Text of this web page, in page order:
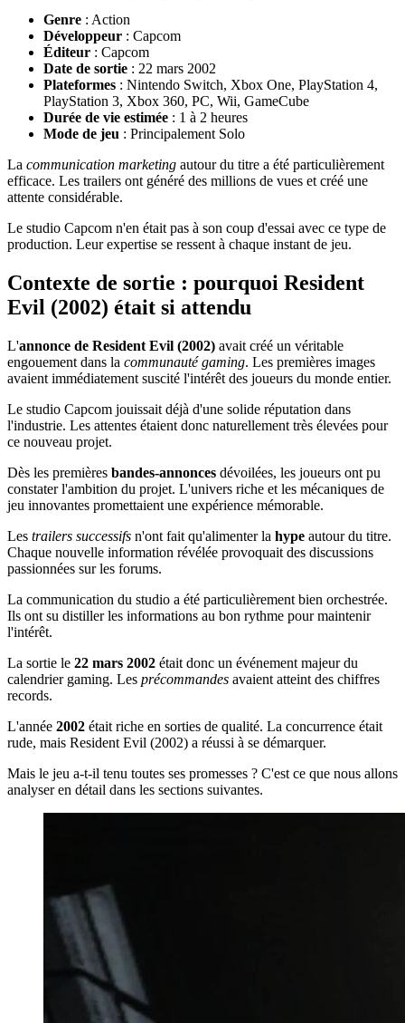
Genre : Action
Développeur : Capcom
Éditeur : Capcom
Date de sortie : 22 mars 2002
Plateformes : Nintendo Switch, Xbox One, PlayStation 4,
PlayStation 3, Xbox 360, PC, Wii, GameCube
Durée de vie estimée : 1 à 2 heures
Mode de jeu : Principalement Solo
La communication marketing autour du titre a été particulièrement
efficace. Les trailers ont généré des millions de vues et créé une
attente considérable.
Le studio Capcom n'en était pas à son coup d'essai avec ce type de
production. Leur expertise se ressent à chaque instant de jeu.
Contexte de sortie : pourquoi Resident
Evil (2002) était si attendu
L'annonce de Resident Evil (2002) avait créé un véritable
engouement dans la communauté gaming. Les premières images
avaient immédiatement suscité l'intérêt des joueurs du monde entier.
Le studio Capcom jouissait déjà d'une solide réputation dans
l'industrie. Les attentes étaient donc naturellement très élevées pour
ce nouveau projet.
Dès les premières bandes-annonces dévoilées, les joueurs ont pu
constater l'ambition du projet. L'univers riche et les mécaniques de
jeu innovantes promettaient une expérience mémorable.
Les trailers successifs n'ont fait qu'alimenter la hype autour du titre.
Chaque nouvelle information révélée provoquait des discussions
passionnées sur les forums.
La communication du studio a été particulièrement bien orchestrée.
Ils ont su distiller les informations au bon rythme pour maintenir
l'intérêt.
La sortie le 22 mars 2002 était donc un événement majeur du
calendrier gaming. Les précommandes avaient atteint des chiffres
records.
L'année 2002 était riche en sorties de qualité. La concurrence était
rude, mais Resident Evil (2002) a réussi à se démarquer.
Mais le jeu a-t-il tenu toutes ses promesses ? C'est ce que nous allons
analyser en détail dans les sections suivantes.